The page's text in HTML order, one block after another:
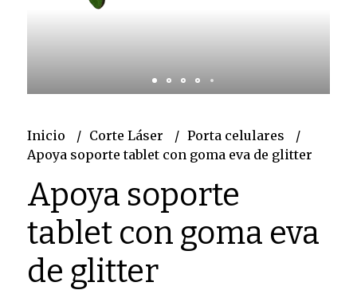
Inicio Corte Láser
Porta celulares
Apoya soporte tablet con goma eva de glitter
Apoya soporte
tablet con goma eva
de glitter